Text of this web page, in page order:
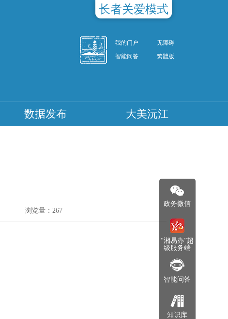
我的门户
无障碍
智能问答
繁體版
数据发布 大美沅江
浏览量： 267
长者关爱模式
政务微信
“湘易办”超
级服务端
智能问答
知识库